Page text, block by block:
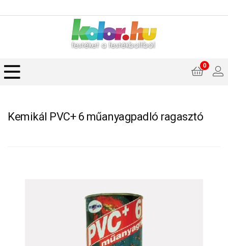
0
Kemikál PVC+ 6 műanyagpadló ragasztó